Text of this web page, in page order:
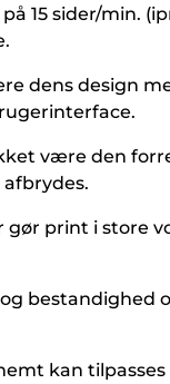
sider/min.
dens design
være den
print i store
bestandighed
kan